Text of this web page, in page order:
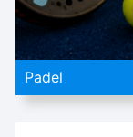
Padel